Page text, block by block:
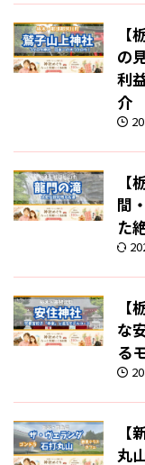
の
利
介
間
た
な
る
丸